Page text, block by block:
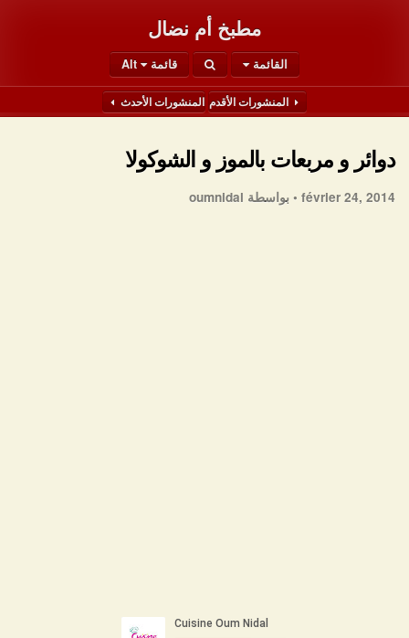
مطبخ أم نضال
القائمة قائمة Alt
المنشورات الأقدم المنشورات الأحدث
دوائر و مربعات بالموز و الشوكولا
février 24, 2014 • بواسطة oumnidal